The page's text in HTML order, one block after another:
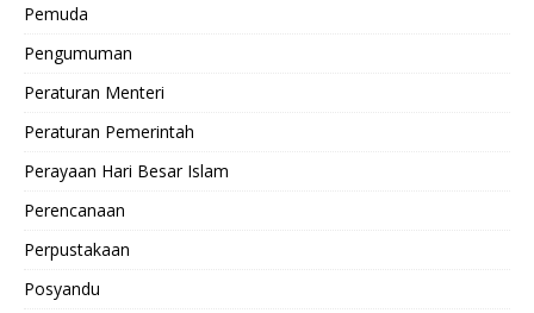
Pemuda
Pengumuman
Peraturan Menteri
Peraturan Pemerintah
Perayaan Hari Besar Islam
Perencanaan
Perpustakaan
Posyandu